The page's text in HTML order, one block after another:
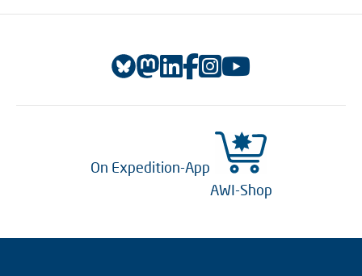
On Expedition-App
AWI-Shop